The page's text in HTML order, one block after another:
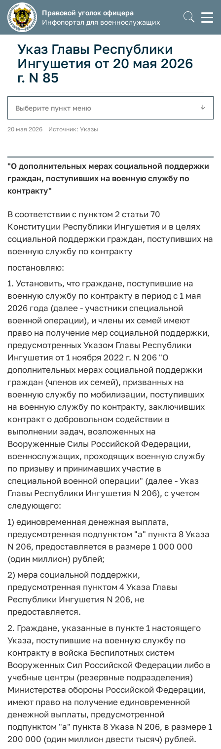
Правовой уголок офицера
Инфопортал для военнослужащих
Указ Главы Республики
Ингушетия от 20 мая 2026
г. N 85
Выберите пункт меню
20 мая 2026 Источник: Указы
"О дополнительных мерах социальной поддержки
граждан, поступивших на военную службу по
контракту"
В соответствии с пунктом 2 статьи 70
Конституции Республики Ингушетия и в целях
социальной поддержки граждан, поступивших на
военную службу по контракту
постановляю:
1. Установить, что граждане, поступившие на
военную службу по контракту в период с 1 мая
2026 года (далее - участники специальной
военной операции), и члены их семей имеют
право на получение мер социальной поддержки,
предусмотренных Указом Главы Республики
Ингушетия от 1 ноября 2022 г. N 206 "О
дополнительных мерах социальной поддержки
граждан (членов их семей), призванных на
военную службу по мобилизации, поступивших
на военную службу по контракту, заключивших
контракт о добровольном содействии в
выполнении задач, возложенных на
Вооруженные Силы Российской Федерации,
военнослужащих, проходящих военную службу
по призыву и принимавших участие в
специальной военной операции" (далее - Указ
Главы Республики Ингушетия N 206), с учетом
следующего:
1) единовременная денежная выплата,
предусмотренная подпунктом "а" пункта 8 Указа
N 206, предоставляется в размере 1 000 000
(один миллион) рублей;
2) мера социальной поддержки,
предусмотренная пунктом 4 Указа Главы
Республики Ингушетия N 206, не
предоставляется.
2. Граждане, указанные в пункте 1 настоящего
Указа, поступившие на военную службу по
контракту в войска Беспилотных систем
Вооруженных Сил Российской Федерации либо в
учебные центры (резервные подразделения)
Министерства обороны Российской Федерации,
имеют право на получение единовременной
денежной выплаты, предусмотренной
подпунктом "а" пункта 8 Указа N 206, в размере 1
200 000 (один миллион двести тысяч) рублей.